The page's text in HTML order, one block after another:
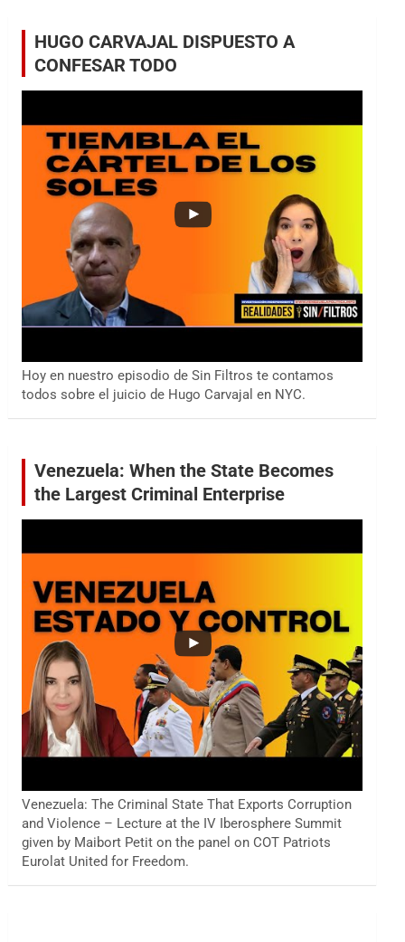
HUGO CARVAJAL DISPUESTO A
CONFESAR TODO
Hoy en nuestro episodio de Sin Filtros te contamos
todos sobre el juicio de Hugo Carvajal en NYC.
Venezuela: When the State Becomes
the Largest Criminal Enterprise
Venezuela: The Criminal State That Exports Corruption
and Violence – Lecture at the IV Iberosphere Summit
given by Maibort Petit on the panel on COT Patriots
Eurolat United for Freedom.